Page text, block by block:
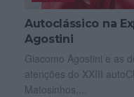
Autoclássico na
Agostini
Giacomo Agostini e as
atenções do XXIII
Matosinhos,...